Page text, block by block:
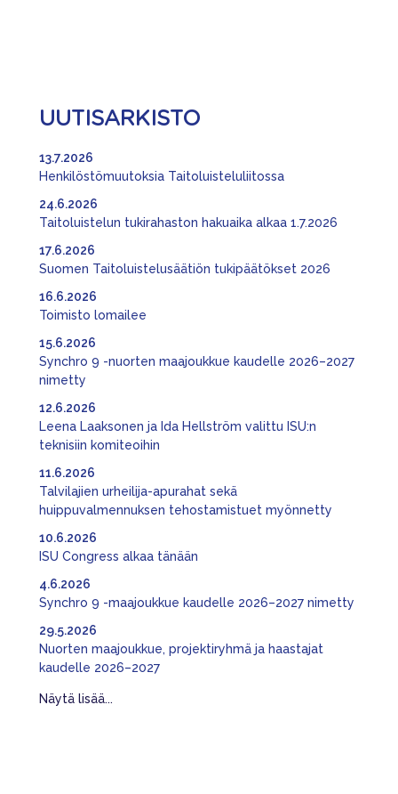
UUTISARKISTO
Henkilöstömuutoksia Taitoluisteluliitossa
13.7.2026
Taitoluistelun tukirahaston hakuaika alkaa 1.7.2026
24.6.2026
Suomen Taitoluistelusäätiön tukipäätökset 2026
17.6.2026
Toimisto lomailee
16.6.2026
Synchro 9 -nuorten maajoukkue kaudelle 2026–2027
nimetty
15.6.2026
Leena Laaksonen ja Ida Hellström valittu ISU:n
teknisiin komiteoihin
12.6.2026
Talvilajien urheilija-apurahat sekä
huippuvalmennuksen tehostamistuet myönnetty
11.6.2026
ISU Congress alkaa tänään
10.6.2026
Synchro 9 -maajoukkue kaudelle 2026–2027 nimetty
4.6.2026
Nuorten maajoukkue, projektiryhmä ja haastajat
kaudelle 2026–2027
29.5.2026
Näytä lisää...